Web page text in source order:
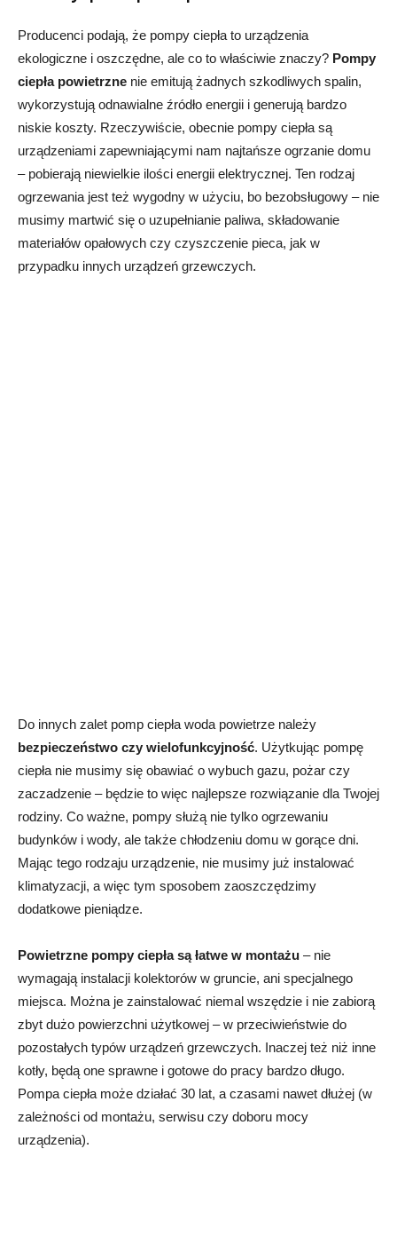
Producenci podają, że pompy ciepła to urządzenia
ekologiczne i oszczędne, ale co to właściwie znaczy? Pompy
ciepła powietrzne nie emitują żadnych szkodliwych spalin,
wykorzystują odnawialne źródło energii i generują bardzo
niskie koszty. Rzeczywiście, obecnie pompy ciepła są
urządzeniami zapewniającymi nam najtańsze ogrzanie domu
– pobierają niewielkie ilości energii elektrycznej. Ten rodzaj
ogrzewania jest też wygodny w użyciu, bo bezobsługowy – nie
musimy martwić się o uzupełnianie paliwa, składowanie
materiałów opałowych czy czyszczenie pieca, jak w
przypadku innych urządzeń grzewczych.
Do innych zalet pomp ciepła woda powietrze należy
bezpieczeństwo czy wielofunkcyjność. Użytkując pompę
ciepła nie musimy się obawiać o wybuch gazu, pożar czy
zaczadzenie – będzie to więc najlepsze rozwiązanie dla Twojej
rodziny. Co ważne, pompy służą nie tylko ogrzewaniu
budynków i wody, ale także chłodzeniu domu w gorące dni.
Mając tego rodzaju urządzenie, nie musimy już instalować
klimatyzacji, a więc tym sposobem zaoszczędzimy
dodatkowe pieniądze.
Powietrzne pompy ciepła są łatwe w montażu – nie
wymagają instalacji kolektorów w gruncie, ani specjalnego
miejsca. Można je zainstalować niemal wszędzie i nie zabiorą
zbyt dużo powierzchni użytkowej – w przeciwieństwie do
pozostałych typów urządzeń grzewczych. Inaczej też niż inne
kotły, będą one sprawne i gotowe do pracy bardzo długo.
Pompa ciepła może działać 30 lat, a czasami nawet dłużej (w
zależności od montażu, serwisu czy doboru mocy
urządzenia).